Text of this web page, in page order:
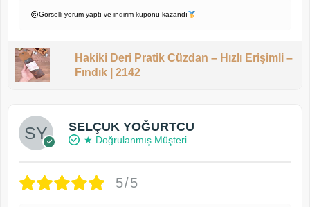
Görselli yorum yaptı ve indirim kuponu kazandı
Hakiki Deri Pratik Cüzdan – Hızlı Erişimli –
Fındık | 2142
SELÇUK YOĞURTCU
★ Doğrulanmış Müşteri
5/5